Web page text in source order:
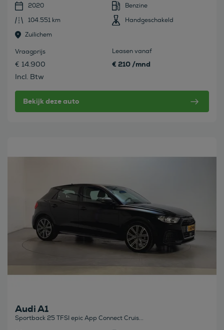
2020
Benzine
104.551 km
Handgeschakeld
Zuilichem
Vraagprijs
€ 14.900
Incl. Btw
Leasen vanaf
€ 210 /mnd
Bekijk deze auto
Audi A1
Sportback 25 TFSI epic App Connect Cruis...